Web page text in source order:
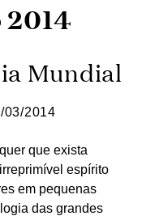
Mundial
03/2014
que exista
espírito
em pequenas
das grandes